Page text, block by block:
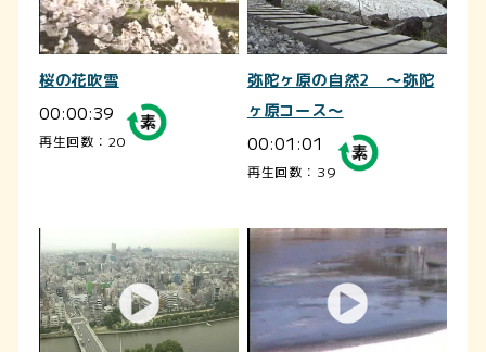
桜の花吹雪
00:00:39
再生回数：20
弥陀ヶ原の自然2 ～弥陀
ヶ原コース～
00:01:01
再生回数：39